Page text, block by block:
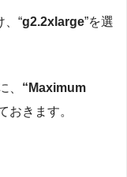
、“g2.2xlarge”を選
、 “Maximum
おきます。